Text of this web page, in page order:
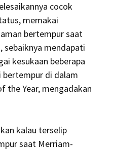
cocok
memakai
bertempur saat
sebaiknya mendapati
kesukaan beberapa
di dalam
the Year, mengadakan
kalau terselip
saat Merriam-